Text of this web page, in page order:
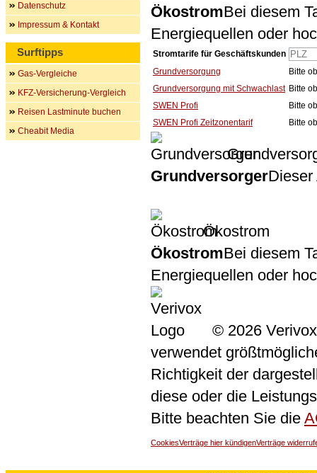
ÖkostromBei diesem
Energiequellen oder
Stromtarife für Geschäftskunden
Grundversorgung
Bitte
Grundversorgung mit Schwachlast Bitte
SWEN Profi
Bitte
SWEN Profi Zeitzonentarif
Bitte
GrundversorgerDieser
Ökostrom
ÖkostromBei diesem
Energiequellen oder
© 2026
verwendet
Richtigkeit der
diese oder die
Bitte beachten Sie die
CookiesVerträge hier kündigenVerträge
Datenschutz
Impressum & Kontakt
Surftipps
Gas-Vergleiche
KFZ-Versicherung-Vergleich
Reisen Lastminute buchen
Cheabit Media